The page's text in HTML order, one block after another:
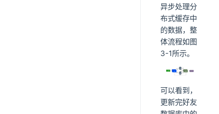
异步处理分
布式缓存中
的数据，整
体流程如图
3-1所示。
可以看到，
更新完好友